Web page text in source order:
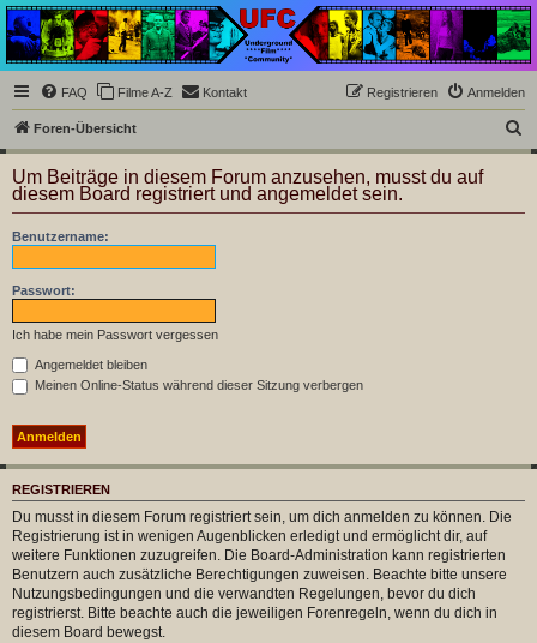
Underground Film
Community
Die Underground Film Community ist ein deutschsprachiges Filmforum und ein Paradies
für Cineasten und Filmsüchtige jenseits des Mainstreams.
FAQ Filme A-Z Kontakt Anmelden
Registrieren
Foren-Übersicht
u
h
Um Beiträge in diesem Forum anzusehen, musst du auf
diesem Board registriert und angemeldet sein.
Benutzername:
Passwort:
Ich habe mein Passwort vergessen
Angemeldet bleiben
Meinen Online-Status während dieser Sitzung verbergen
REGISTRIEREN
Du musst in diesem Forum registriert sein, um dich anmelden zu können. Die
Registrierung ist in wenigen Augenblicken erledigt und ermöglicht dir, auf
weitere Funktionen zuzugreifen. Die Board-Administration kann registrierten
Benutzern auch zusätzliche Berechtigungen zuweisen. Beachte bitte unsere
Nutzungsbedingungen und die verwandten Regelungen, bevor du dich
registrierst. Bitte beachte auch die jeweiligen Forenregeln, wenn du dich in
diesem Board bewegst.